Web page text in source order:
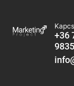
+36
9835